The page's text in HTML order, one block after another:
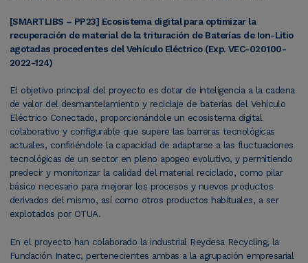
[SMARTLIBS – PP23] Ecosistema digital para optimizar la
recuperación de material de la trituración de Baterías de Ion-Litio
agotadas procedentes del Vehículo Eléctrico (Exp. VEC-020100-
2022-124)
El objetivo principal del proyecto es dotar de inteligencia a la cadena
de valor del desmantelamiento y reciclaje de baterías del Vehículo
Eléctrico Conectado, proporcionándole un ecosistema digital
colaborativo y configurable que supere las barreras tecnológicas
actuales, confiriéndole la capacidad de adaptarse a las fluctuaciones
tecnológicas de un sector en pleno apogeo evolutivo, y permitiendo
predecir y monitorizar la calidad del material reciclado, como pilar
básico necesario para mejorar los procesos y nuevos productos
derivados del mismo, así como otros productos habituales, a ser
explotados por OTUA.
En el proyecto han colaborado la industrial Reydesa Recycling, la
Fundación Inatec, pertenecientes ambas a la agrupación empresarial